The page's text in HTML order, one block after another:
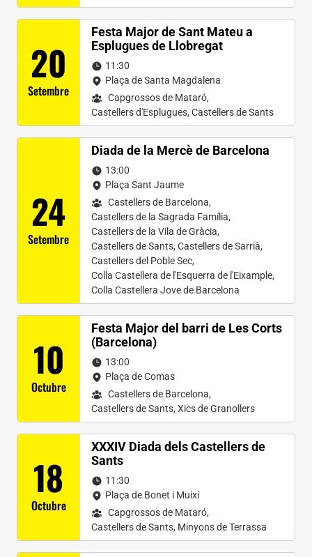
20
Setembre
Festa Major de Sant Mateu a
Esplugues de Llobregat
11:30
Plaça de Santa Magdalena
Capgrossos de Mataró,
Castellers d'Esplugues, Castellers de Sants
24
Setembre
Diada de la Mercè de Barcelona
13:00
Plaça Sant Jaume
Castellers de Barcelona,
Castellers de la Sagrada Família,
Castellers de la Vila de Gràcia,
Castellers de Sants, Castellers de Sarrià,
Castellers del Poble Sec,
Colla Castellera de l'Esquerra de l'Eixample,
Colla Castellera Jove de Barcelona
10
Octubre
Festa Major del barri de Les Corts
(Barcelona)
13:00
Plaça de Comas
Castellers de Barcelona,
Castellers de Sants, Xics de Granollers
18
Octubre
XXXIV Diada dels Castellers de
Sants
11:30
Plaça de Bonet i Muixí
Capgrossos de Mataró,
Castellers de Sants, Minyons de Terrassa